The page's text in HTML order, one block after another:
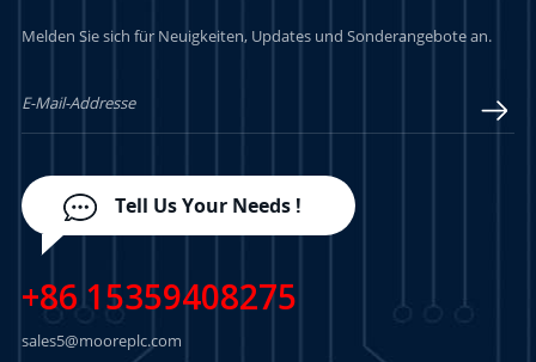
Melden Sie sich für Neuigkeiten, Updates und Sonderangebote an.
Tell Us Your Needs !
+86 15359408275
sales5@mooreplc.com